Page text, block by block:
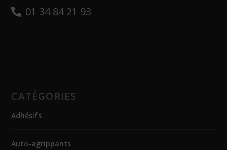
01 34 84 21 93
CATÉGORIES
Adhésifs
Auto-agrippants